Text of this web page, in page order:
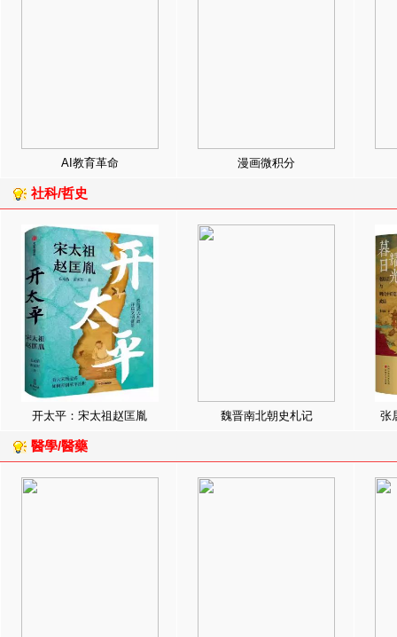
AI教育革命 漫画微积分
社科/哲史
开太平：宋太祖赵匡胤 魏晋南北朝史札记 张
醫學/醫藥